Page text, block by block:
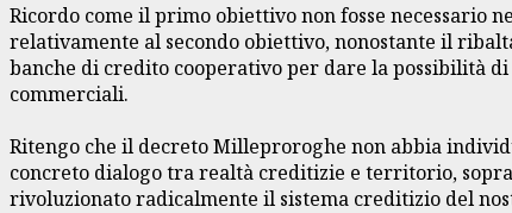
Ricordo come il primo obiettivo non fosse necessario
relativamente al secondo obiettivo, nonostante il
banche di credito cooperativo per dare la possibilità
commerciali.
Ritengo che il decreto Milleproroghe non abbia
concreto dialogo tra realtà creditizie e territorio,
rivoluzionato radicalmente il sistema creditizio del